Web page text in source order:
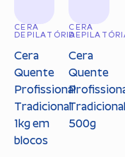
CERA
DEPILATÓRIA
Cera
Quente
Profissional
Tradicional
1kg em
blocos
CERA
Cera
Quente
500g